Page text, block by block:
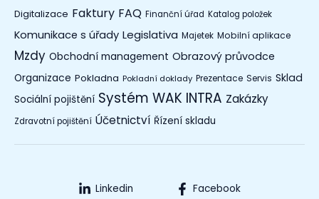
Digitalizace Faktury FAQ Finanční úřad Katalog položek
Komunikace s úřady Legislativa Majetek Mobilní aplikace
Mzdy Obchodní management Obrazový průvodce
Organizace Pokladna Pokladní doklady Prezentace Servis Sklad
Sociální pojištění Systém WAK INTRA Zakázky
Zdravotní pojištění Účetnictví Řízení skladu
Linkedin
Facebook